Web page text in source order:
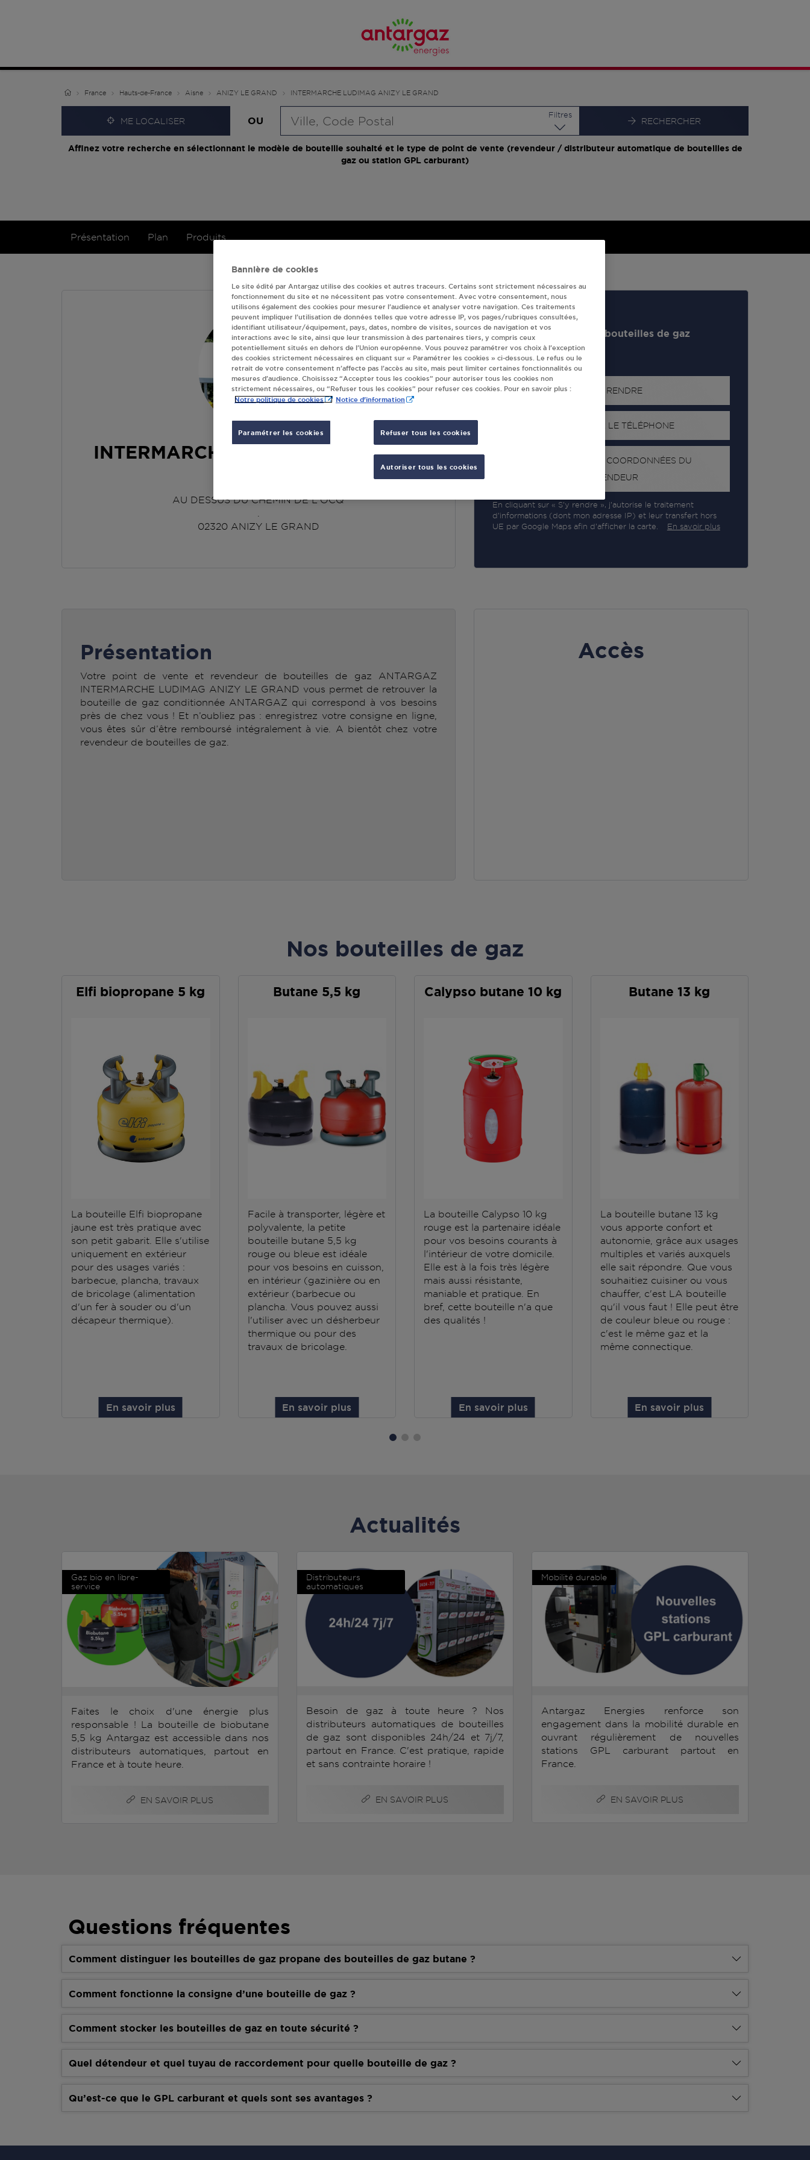
France Hauts-de-France Aisne ANIZY LE GRAND INTERMARCHE LUDIMAG ANIZY LE GRAND
ME LOCALISER OU
Filtres
RECHERCHER
Affinez votre recherche en sélectionnant le modèle de bouteille souhaité et le type de point de vente (revendeur / distributeur automatique de bouteilles de
gaz ou station GPL carburant)
Présentation Plan Produits
INTERMARCHE LUDIMAG ANIZY LE
AU DESSUS DU CHEMIN DE L'OCQ
02320 ANIZY LE GRAND
Revendeur de bouteilles de gaz
S'Y RENDRE
AFFICHER LE TÉLÉPHONE
RECEVOIR LES COORDONNÉES DU
REVENDEUR
En cliquant sur « S’y rendre », j’autorise le traitement
d’informations (dont mon adresse IP) et leur transfert hors
UE par Google Maps afin d’afficher la carte.
En savoir plus
Accès
Présentation
Votre point de vente et revendeur de bouteilles de gaz ANTARGAZ
INTERMARCHE LUDIMAG ANIZY LE GRAND vous permet de retrouver la
bouteille de gaz conditionnée ANTARGAZ qui correspond à vos besoins
près de chez vous ! Et n’oubliez pas : enregistrez votre consigne en ligne,
vous êtes sûr d’être remboursé intégralement à vie. A bientôt chez votre
revendeur de bouteilles de gaz.
Nos bouteilles de gaz
Elfi biopropane 5 kg
La bouteille Elfi biopropane
jaune est très pratique avec
son petit gabarit. Elle s'utilise
uniquement en extérieur
pour des usages variés :
barbecue, plancha, travaux
de bricolage (alimentation
d'un fer à souder ou d'un
décapeur thermique).
En savoir plus
Butane 5,5 kg
Facile à transporter, légère et
polyvalente, la petite
bouteille butane 5,5 kg
rouge ou bleue est idéale
pour vos besoins en cuisson,
en intérieur (gazinière ou en
extérieur (barbecue ou
plancha. Vous pouvez aussi
l'utiliser avec un désherbeur
thermique ou pour des
travaux de bricolage.
En savoir plus
Calypso butane 10 kg
La bouteille Calypso 10 kg
rouge est la partenaire idéale
pour vos besoins courants à
l'intérieur de votre domicile.
Elle est à la fois très légère
mais aussi résistante,
maniable et pratique. En
bref, cette bouteille n'a que
des qualités !
En savoir plus
Butane 13 kg
La bouteille butane 13 kg
vous apporte confort et
autonomie, grâce aux usages
multiples et variés auxquels
elle sait répondre. Que vous
souhaitiez cuisiner ou vous
chauffer, c'est LA bouteille
qu'il vous faut ! Elle peut être
de couleur bleue ou rouge :
c'est le même gaz et la
même connectique.
En savoir plus
Actualités
Gaz bio en libre-
service
Faites le choix d'une énergie plus
responsable ! La bouteille de biobutane
5,5 kg Antargaz est accessible dans nos
distributeurs automatiques, partout en
France et à toute heure.
EN SAVOIR PLUS
Distributeurs
automatiques
Besoin de gaz à toute heure ? Nos
distributeurs automatiques de bouteilles
de gaz sont disponibles 24h/24 et 7j/7,
partout en France. C'est pratique, rapide
et sans contrainte horaire !
EN SAVOIR PLUS
Mobilité durable
Antargaz Energies renforce son
engagement dans la mobilité durable en
ouvrant régulièrement de nouvelles
stations GPL carburant partout en
France.
EN SAVOIR PLUS
Questions fréquentes
Comment distinguer les bouteilles de gaz propane des bouteilles de gaz butane ?
Comment fonctionne la consigne d’une bouteille de gaz ?
Comment stocker les bouteilles de gaz en toute sécurité ?
Quel détendeur et quel tuyau de raccordement pour quelle bouteille de gaz ?
Qu’est-ce que le GPL carburant et quels sont ses avantages ?
Bannière de cookies
Le site édité par Antargaz utilise des cookies et autres traceurs. Certains sont strictement nécessaires au
fonctionnement du site et ne nécessitent pas votre consentement. Avec votre consentement, nous
utilisons également des cookies pour mesurer l’audience et analyser votre navigation. Ces traitements
peuvent impliquer l’utilisation de données telles que votre adresse IP, vos pages/rubriques consultées,
identifiant utilisateur/équipement, pays, dates, nombre de visites, sources de navigation et vos
interactions avec le site, ainsi que leur transmission à des partenaires tiers, y compris ceux
potentiellement situés en dehors de l’Union européenne. Vous pouvez paramétrer vos choix à l’exception
des cookies strictement nécessaires en cliquant sur « Paramétrer les cookies » ci-dessous. Le refus ou le
retrait de votre consentement n’affecte pas l’accès au site, mais peut limiter certaines fonctionnalités ou
mesures d’audience. Choisissez “Accepter tous les cookies” pour autoriser tous les cookies non
strictement nécessaires, ou “Refuser tous les cookies” pour refuser ces cookies. Pour en savoir plus :
Notre politique de cookies Notice d'information
Paramétrer les cookies Refuser tous les cookies
Autoriser tous les cookies